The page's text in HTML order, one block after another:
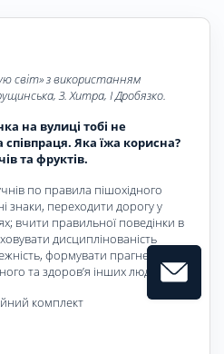
світ» з використанням
З. Хитра, І Дробязко.
на вулиці тобі не
Яка їжа корисна?
та фруктів.
по правила пішохідного
знаки, переходити дорогу у
вчити правильної поведінки в
дисциплінованість
формувати прагнення до
та здоров’я інших людей.
комплект